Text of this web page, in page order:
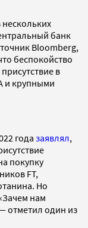
нескольких
банк
Bloomberg,
беспокойство
в
и крупными
года заявлял,
покупку
FT,
Но
нам
отметил один из